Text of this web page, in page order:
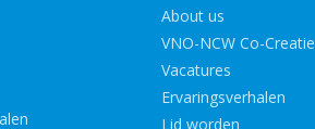
About us
VNO-NCW Co-Creatie
Vacatures
Ervaringsverhalen
Lid worden